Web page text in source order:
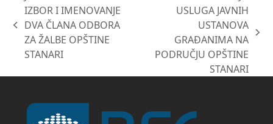
previous
post:
IZBOR I IMENOVANJE
DVA ČLANA ODBORA
ZA ŽALBE OPŠTINE
STANARI
post:
USLUGA JAVNIH
USTANOVA
GRAĐANIMA NA
PODRUČJU OPŠTINE
STANARI